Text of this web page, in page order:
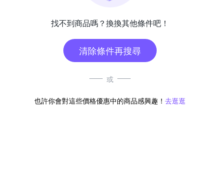
找不到商品嗎？換換其他條件吧！
清除條件再搜尋
或
也許你會對這些價格優惠中的商品感興趣！ 去逛逛